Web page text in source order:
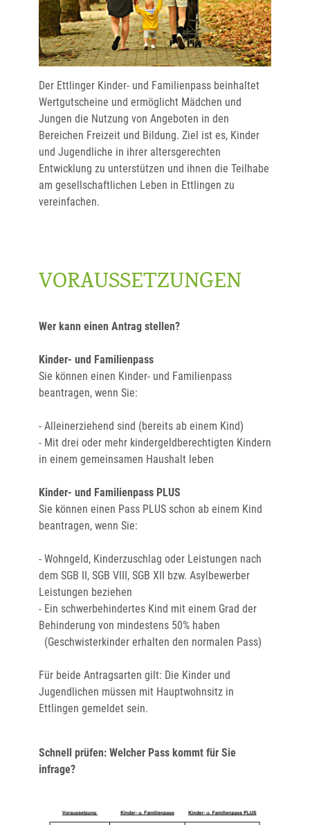
Der Ettlinger Kinder- und Familienpass beinhaltet
Wertgutscheine und ermöglicht Mädchen und
Jungen die Nutzung von Angeboten in den
Bereichen Freizeit und Bildung. Ziel ist es, Kinder
und Jugendliche in ihrer altersgerechten
Entwicklung zu unterstützen und ihnen die Teilhabe
am gesellschaftlichen Leben in Ettlingen zu
vereinfachen.
VORAUSSETZUNGEN
Wer kann einen Antrag stellen?
Kinder- und Familienpass
Sie können einen Kinder- und Familienpass
beantragen, wenn Sie:
- Alleinerziehend sind (bereits ab einem Kind)
- Mit drei oder mehr kindergeldberechtigten Kindern
in einem gemeinsamen Haushalt leben
Kinder- und Familienpass PLUS
Sie können einen Pass PLUS schon ab einem Kind
beantragen, wenn Sie:
- Wohngeld, Kinderzuschlag oder Leistungen nach
dem SGB II, SGB VIII, SGB XII bzw. Asylbewerber
Leistungen beziehen
- Ein schwerbehindertes Kind mit einem Grad der
Behinderung von mindestens 50% haben
(Geschwisterkinder erhalten den normalen Pass)
Für beide Antragsarten gilt: Die Kinder und
Jugendlichen müssen mit Hauptwohnsitz in
Ettlingen gemeldet sein.
Schnell prüfen: Welcher Pass kommt für Sie
infrage?